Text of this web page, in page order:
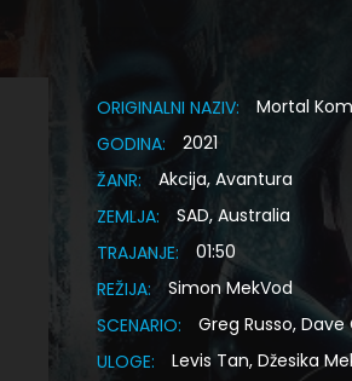
ORIGINALNI NAZIV:
Mortal
GODINA:
2021
ŽANR:
Akcija, Avantura
ZEMLJA:
SAD, Australia
TRAJANJE:
01:50
REŽIJA:
Simon MekVod
SCENARIO:
Greg Russo,
ULOGE:
Levis Tan, Džesika